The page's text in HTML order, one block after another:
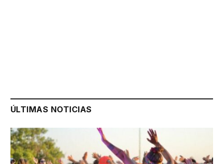
ÚLTIMAS NOTICIAS